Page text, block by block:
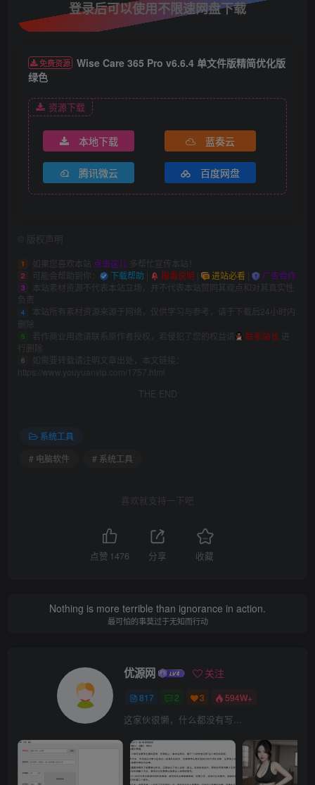
登录后可以使用不限速网盘下载
免费资源 Wise Care 365 Pro v6.6.4 单文件版精简优化版
绿色
资源下载
本地下载 蓝奏云
腾讯微云 百度网盘
版权声明
1 如果您喜欢本站 点击这儿 多帮忙宣传本站！
2 可能会帮助到你： 下载帮助 报毒说明 | 进站必看 | 广告合作
3
本站素材资源不代表本站立场，并不代表本站赞同其观点和对其真实性
负责
4
本站所有素材资源来源于网络，仅供学习与参考，请于下载后24小时内
删除
5 若作商业用途请联系原作者授权，若侵犯了您的权益请 联系站长 进
行删除
6
如需要转载请注明文章出处，本文链接：
https://www.youyuanvip.com/1757.html
THE END
系统工具
# 电脑软件
# 系统工具
喜欢就支持一下吧
点赞 1476 分享 收藏
Nothing is more terrible than ignorance in action.
最可怕的事莫过于无知而行动
优源网 关注
817 2 3 594W+
这家伙很懒，什么都没有写...